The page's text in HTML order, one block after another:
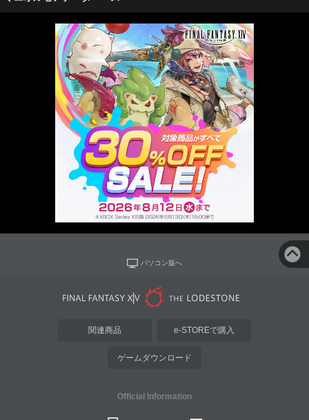
パソコン版へ
関連商品 e-STOREで購入
ゲームダウンロード
Official Information